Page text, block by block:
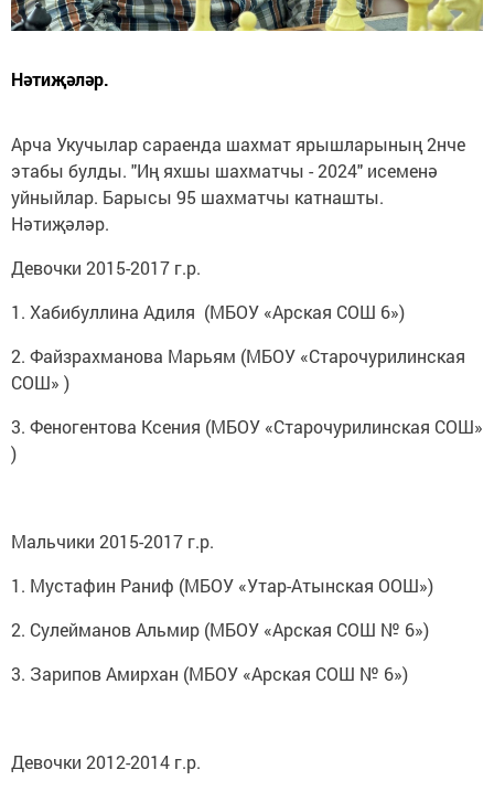
Нәтиҗәләр.
Арча Укучылар сараенда шахмат ярышларының 2нче
этабы булды. "Иң яхшы шахматчы - 2024" исеменә
уйныйлар. Барысы 95 шахматчы катнашты.
Нәтиҗәләр.
Девочки 2015-2017 г.р.
1. Хабибуллина Адиля (МБОУ «Арская СОШ 6»)
2. Файзрахманова Марьям (МБОУ «Старочурилинская
СОШ» )
3. Феногентова Ксения (МБОУ «Старочурилинская СОШ»
)
Мальчики 2015-2017 г.р.
1. Мустафин Раниф (МБОУ «Утар-Атынская ООШ»)
2. Сулейманов Альмир (МБОУ «Арская СОШ № 6»)
3. Зарипов Амирхан (МБОУ «Арская СОШ № 6»)
Девочки 2012-2014 г.р.